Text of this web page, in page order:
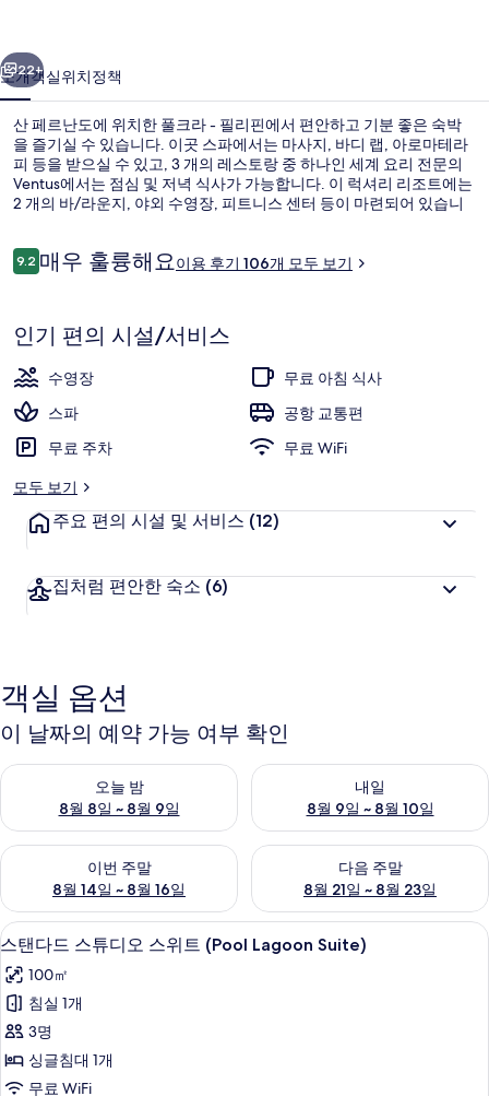
의
사
진
갤
러
다음
22+
소개객실위치정책
산 페르난도에 위치한 풀크라 - 필리핀에서 편안하고 기분 좋은 숙박
을 즐기실 수 있습니다. 이곳 스파에서는 마사지, 바디 랩, 아로마테라
피 등을 받으실 수 있고, 3 개의 레스토랑 중 하나인 세계 요리 전문의
Ventus에서는 점심 및 저녁 식사가 가능합니다. 이 럭셔리 리조트에는
2 개의 바/라운지, 야외 수영장, 피트니스 센터 등이 마련되어 있습니
이
용
기
9.210점 만점 중 9.2점.
매우 훌륭해요이용 후기 106개 모두 보기
인기 편의 시설/서비스
수영장
무료 아침 식사
스파
공항 교통편
무료 주차
무료 WiFi
모두 보기
주요 편의 시설 및 서비스 (12)
집처럼 편안한 숙소 (6)
객실 옵션
이 날짜의 예약 가능 여부 확인
오늘 밤
8월 8일 ~ 8월 9일
오늘 밤 예약 가능 여부 확인, 8월 8일 ~ 8월 9일
내일
8월 9일 ~ 8월 10일
내일 예약 가능 여부 확인, 8월
이번 주말
8월 14일 ~ 8월 16일
이번 주말 예약 가능 여부 확인, 8월 14일 ~ 8월 16일
다음 주말
8월 21일 ~ 8월 23일
다음 주말 예약 가능 여부 확인
스
탠
다
드
스
튜
스탠다드 스튜디오 스위트 (Pool
6
스탠다드 스튜디오 스위트 (Pool Lagoon Suite)
100㎡
침실 1개
3명
싱글침대 1개
무료 WiFi